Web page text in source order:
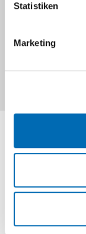
Statistiken
Marketing
eilige
uns